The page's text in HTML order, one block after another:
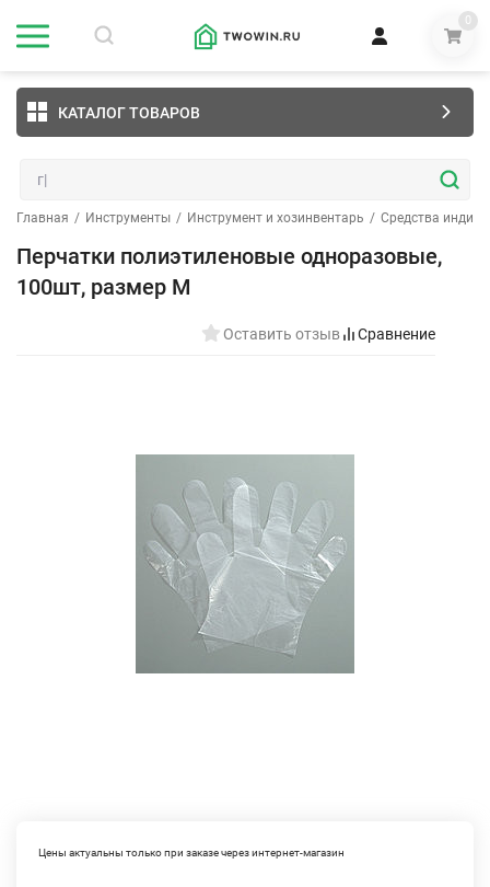
0
КАТАЛОГ ТОВАРОВ
Главная / Инструменты / Инструмент и хозинвентарь / Средства
Перчатки полиэтиленовые одноразовые,
100шт, размер М
Оставить отзыв Сравнение
Цены актуальны только при заказе через интернет-магазин